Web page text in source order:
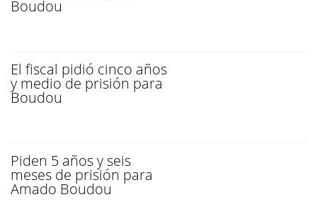
Boudou
El fiscal pidió cinco años
y medio de prisión para
Boudou
Piden 5 años y seis
meses de prisión para
Amado Boudou